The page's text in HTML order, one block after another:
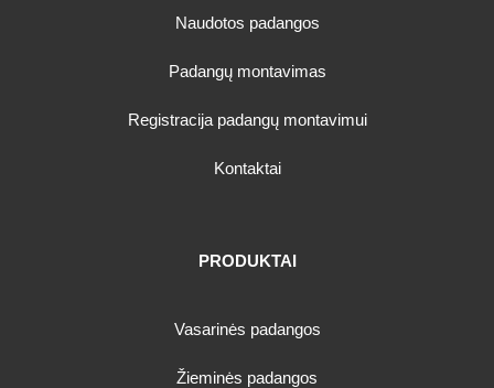
Naudotos padangos
Padangų montavimas
Registracija padangų montavimui
Kontaktai
PRODUKTAI
Vasarinės padangos
Žieminės padangos